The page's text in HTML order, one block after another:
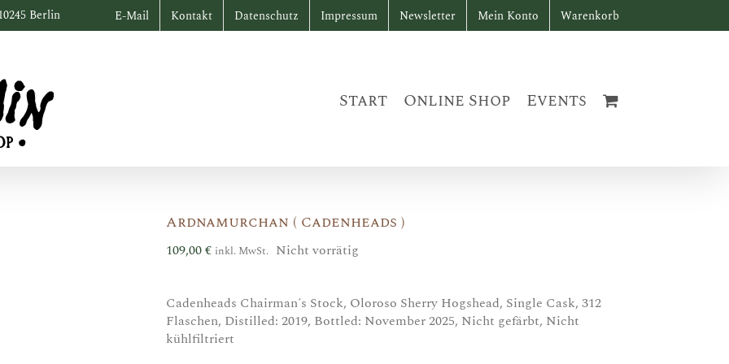
Berlin E-Mail Kontakt Datenschutz Impressum Newsletter Mein Konto Warenkorb
Start Online Shop Events
Ardnamurchan ( Cadenheads )
109,00€ inkl. MwSt. Nicht vorrätig
Cadenheads Chairman´s Stock, Oloroso Sherry Hogshead, Single Cask, 312
Flaschen, Distilled: 2019, Bottled: November 2025, Nicht gefärbt, Nicht
kühlfiltriert